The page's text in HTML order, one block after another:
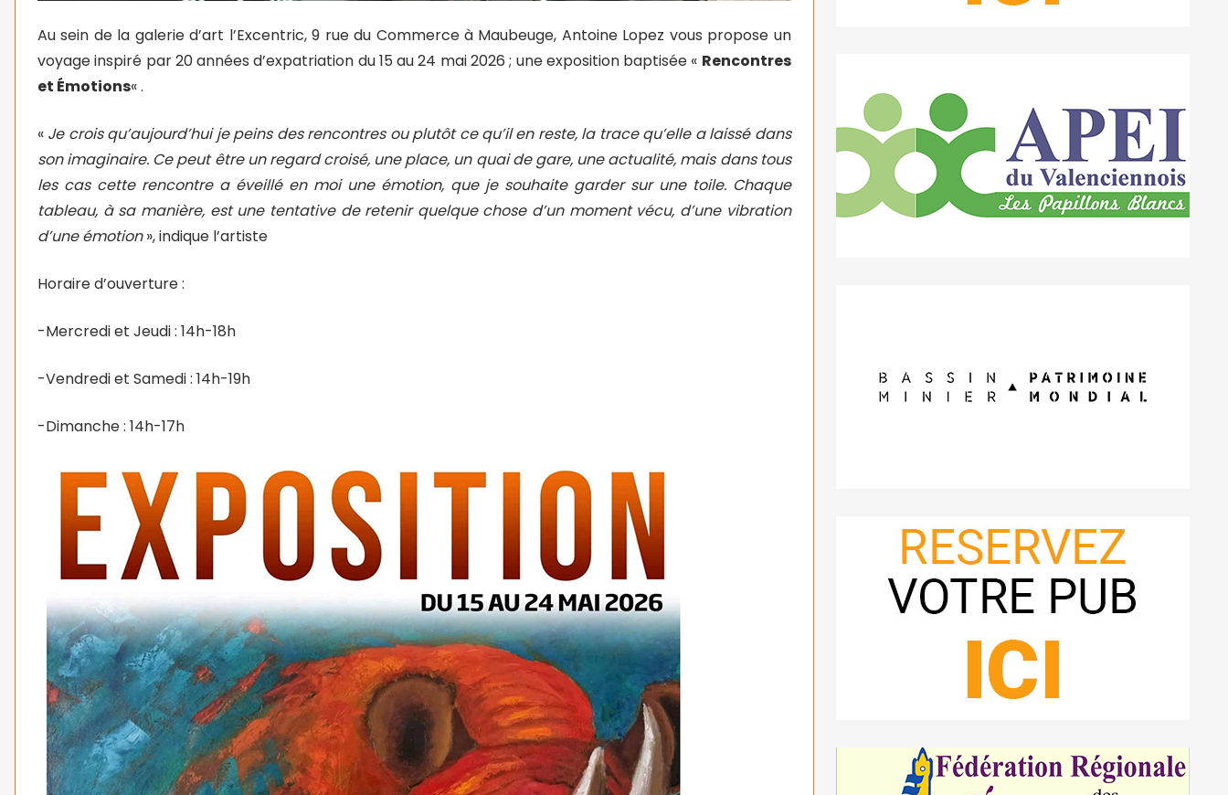
Au sein de la galerie d’art l’Excentric, 9 rue du Commerce à Maubeuge, Antoine Lopez vous propose un
voyage inspiré par 20 années d’expatriation du 15 au 24 mai 2026 ; une exposition baptisée « Rencontres
et Émotions« .
« Je crois qu’aujourd’hui je peins des rencontres ou plutôt ce qu’il en reste, la trace qu’elle a laissé dans
son imaginaire. Ce peut être un regard croisé, une place, un quai de gare, une actualité, mais dans tous
les cas cette rencontre a éveillé en moi une émotion, que je souhaite garder sur une toile. Chaque
tableau, à sa manière, est une tentative de retenir quelque chose d’un moment vécu, d’une vibration
d’une émotion», indique l’artiste
Horaire d’ouverture :
-Mercredi et Jeudi : 14h-18h
-Vendredi et Samedi : 14h-19h
-Dimanche : 14h-17h